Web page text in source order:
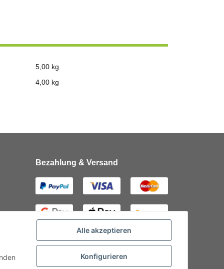
5,00 kg
4,00 kg
Bezahlung & Versand
Alle akzeptieren
Konfigurieren